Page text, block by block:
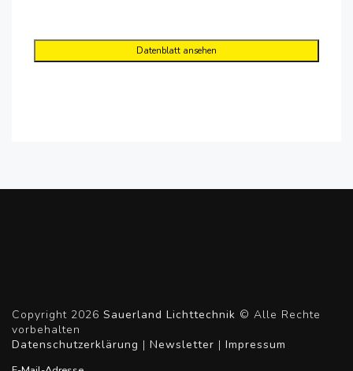
Datenblatt ansehen
Copyright 2026 Sauerland Lichttechnik © Alle Rechte
vorbehalten
Datenschutzerklärung | Newsletter | Impressum